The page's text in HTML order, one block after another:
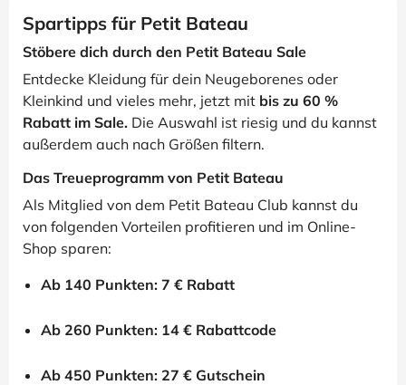
Spartipps für Petit Bateau
Stöbere dich durch den Petit Bateau Sale
Entdecke Kleidung für dein Neugeborenes oder
Kleinkind und vieles mehr, jetzt mit bis zu 60 %
Rabatt im Sale. Die Auswahl ist riesig und du kannst
außerdem auch nach Größen filtern.
Das Treueprogramm von Petit Bateau
Als Mitglied von dem Petit Bateau Club kannst du
von folgenden Vorteilen profitieren und im Online-
Shop sparen:
Ab 140 Punkten: 7 € Rabatt
Ab 260 Punkten: 14 € Rabattcode
Ab 450 Punkten: 27 € Gutschein